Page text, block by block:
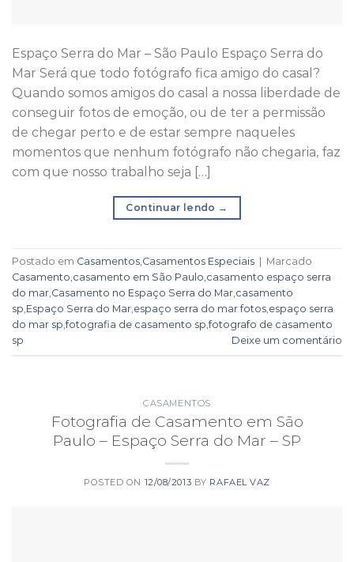
Espaço Serra do Mar – São Paulo Espaço Serra do
Mar Será que todo fotógrafo fica amigo do casal?
Quando somos amigos do casal a nossa liberdade de
conseguir fotos de emoção, ou de ter a permissão
de chegar perto e de estar sempre naqueles
momentos que nenhum fotógrafo não chegaria, faz
com que nosso trabalho seja […]
Continuar lendo →
Postado em Casamentos Casamentos Especiais
Marcado
Casamento casamento em São Paulo casamento espaço serra
do mar Casamento no Espaço Serra do Mar casamento
sp Espaço Serra do Mar espaço serra do mar fotos espaço serra
do mar sp ,fotografia de casamento sp ,fotografo de casamento
sp
Deixe um comentário
CASAMENTOS
Fotografia de Casamento em São
Paulo – Espaço Serra do Mar – SP
POSTED ON 12/08/2013 BY RAFAEL VAZ